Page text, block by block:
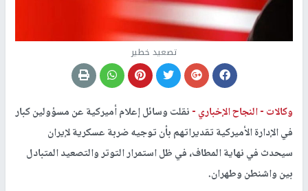
تصعيد خطير
وكالات -النجاح الإخباري -نقلت وسائل إعلام أميركية عن مسؤولين كبار
في الإدارة الأميركية تقديراتهم بأن توجيه ضربة عسكرية لإيران
سيحدث في نهاية المطاف، في ظل استمرار التوتر والتصعيد المتبادل
بين واشنطن وطهران.